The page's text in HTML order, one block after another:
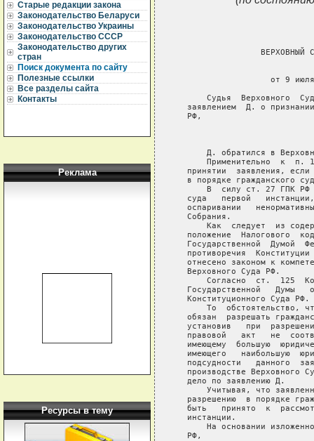
Старые редакции закона
Законодательство Беларуси
Законодательство Украины
Законодательство СССР
Законодательство других
стран
Поиск документа по сайту
Полезные ссылки
Все разделы сайта
Контакты
Реклама
Ресурсы в тему
ВЕРХОВНЫЙ
от 9
Судья  Верховного
заявлением  Д. о
   РФ,
Д. обратился в
Применительно  к  п.
принятии  заявления,
в порядке гражданского
В  силу ст. 27 ГПК
суда   первой
оспаривании
   Собрания.
Как  следует  из
положение  Налогового
Государственной  Думой
противоречия
отнесено законом к
   Верховного Суда РФ.
Согласно  ст.  125
Государственной   Думы
   Конституционного Суда РФ.
То  обстоятельство,
обязан  разрешать
установив   при
правовой   акт   не
имеющему  большую
имеющего   наибольшую
подсудности   данного
производстве Верховного
   дело по заявлению Д.
Учитывая, что
разрешению  в порядке
быть   принято  к
   инстанции.
На основании
   РФ,